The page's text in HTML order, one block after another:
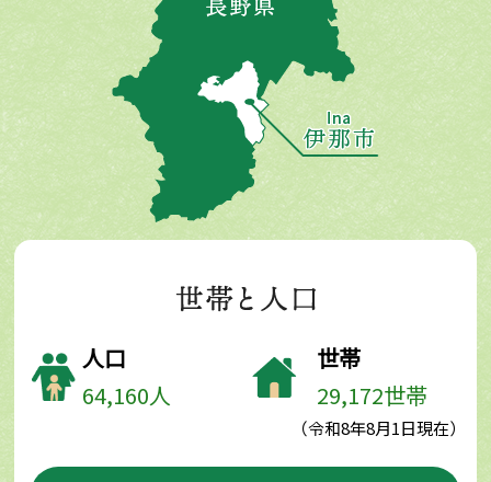
人口
64,160人
世帯
29,172世帯
（令和8年8月1日現在）